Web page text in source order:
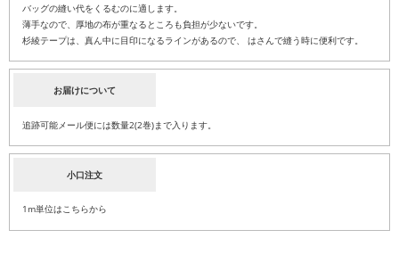
バッグの縫い代をくるむのに適します。
薄手なので、厚地の布が重なるところも負担が少ないです。
杉綾テープは、真ん中に目印になるラインがあるので、 はさんで縫う時に便利です。
お届けについて
追跡可能メール便には数量2(2巻)まで入ります。
小口注文
1m単位はこちらから